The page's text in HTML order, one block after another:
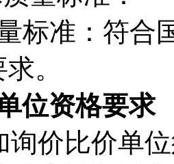
标准：符合
。
位资格要求
询价比价单